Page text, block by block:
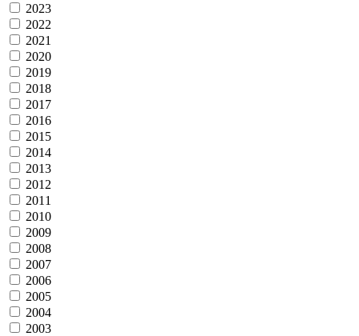
2023
2022
2021
2020
2019
2018
2017
2016
2015
2014
2013
2012
2011
2010
2009
2008
2007
2006
2005
2004
2003